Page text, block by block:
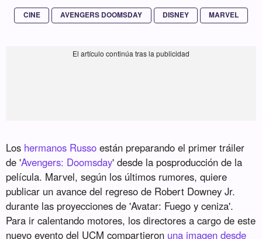
CINE AVENGERS DOOMSDAY DISNEY MARVEL
Los hermanos Russo están preparando el primer tráiler
de 'Avengers: Doomsday' desde la posproducción de la
película. Marvel, según los últimos rumores, quiere
publicar un avance del regreso de Robert Downey Jr.
durante las proyecciones de 'Avatar: Fuego y ceniza'.
Para ir calentando motores, los directores a cargo de este
nuevo evento del UCM compartieron una imagen desde